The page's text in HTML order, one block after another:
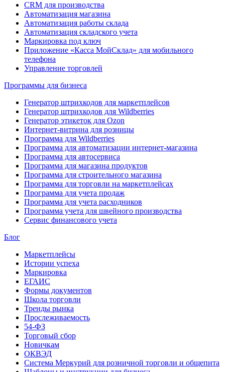
CRM для производства
Автоматизация магазина
Автоматизация работы склада
Автоматизация складского учета
Маркировка под ключ
Приложение «Касса МойСклад» для мобильного
телефона
Управление торговлей
Программы для бизнеса
Генератор штрихкодов для маркетплейсов
Генератор штрихкодов для Wildberries
Генератор этикеток для Ozon
Интернет-витрина для розницы
Программа для Wildberries
Программа для автоматизации интернет-магазина
Программа для автосервиса
Программа для магазина продуктов
Программа для строительного магазина
Программа для торговли на маркетплейсах
Программа для учета продаж
Программа для учета расходников
Программа учета для швейного производства
Сервис финансового учета
Блог
Маркетплейсы
Истории успеха
Маркировка
ЕГАИС
Формы документов
Школа торговли
Тренды рынка
Прослеживаемость
54-ФЗ
Торговый сбор
Новичкам
ОКВЭД
Система Меркурий для розничной торговли и общепита